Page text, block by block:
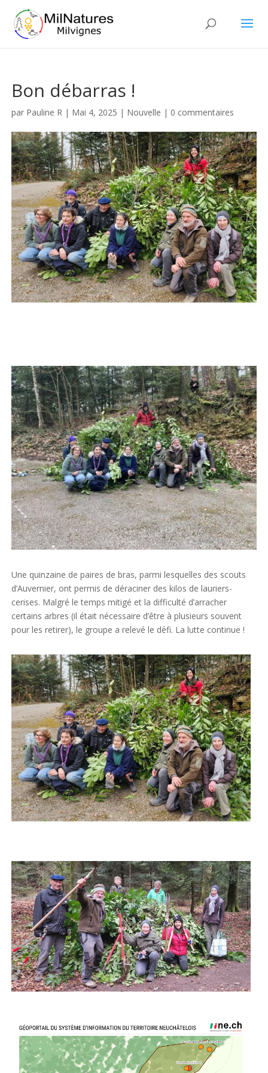
Bon débarras !
par Pauline R | Mai 4, 2025 | Nouvelle | 0 commentaires
Une quinzaine de paires de bras,parmi lesquelles des scouts
d’Auvernier, ont permis de déraciner des kilos de lauriers-
cerises. Malgré le temps mitigé et la difficulté d’arracher
certains arbres (il était nécessaire d’être à plusieurs souvent
pour les retirer),le groupe a relevé le défi. La lutte continue !